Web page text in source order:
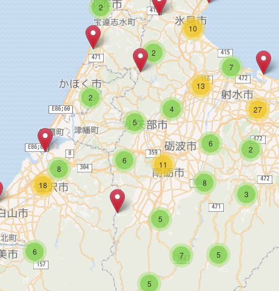
2
2
4
3
2
6
27
6
8
7
2
6
18
5
8
5
7
5
11
5
10
13